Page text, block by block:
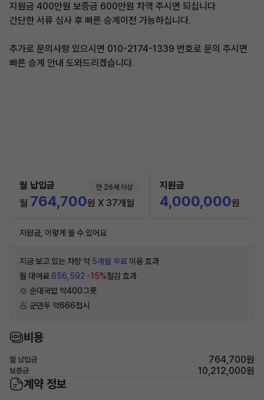
지원금 400만원 보증금 600만원 차액 주시면 되십니다
간단한 서류 심사 후 빠른 승계이전 가능하십니다.
추가로 문의사항 있으시면 010-2174-1339 번호로 문의 주시면
빠른 승계 안내 도와드리겠습니다.
월 납입금 만 26세 이상
월 764,700원 X 37개월
지원금
4,000,000원
지원금, 이렇게 쓸 수 있어요
지금 보고 있는 차량 약 5개월 무료 이용 효과
월 대여료 656,592 -15%절감 효과
🍲 순대국밥 약400그릇
🥟 군만두 약666접시
비용
월 납입금 764,700원
보증금 10,212,000원
계약 정보